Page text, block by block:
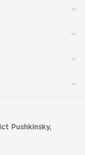
Pushkinsky,